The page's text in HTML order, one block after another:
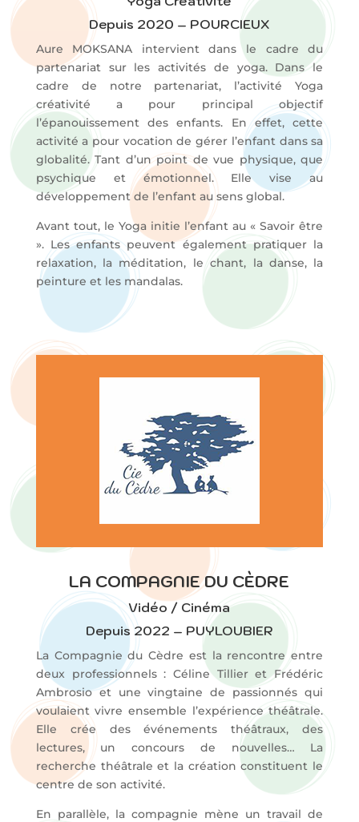
Depuis 2020 – POURCIEUX
Aure MOKSANA intervient dans le cadre du
partenariat sur les activités de yoga. Dans le
cadre de notre partenariat, l’activité Yoga
créativité a pour principal objectif
l’épanouissement des enfants. En effet, cette
activité a pour vocation de gérer l’enfant dans sa
globalité. Tant d’un point de vue physique, que
psychique et émotionnel. Elle vise au
développement de l’enfant au sens global.
Avant tout, le Yoga initie l’enfant au « Savoir être
». Les enfants peuvent également pratiquer la
relaxation, la méditation, le chant, la danse, la
peinture et les mandalas.
LA COMPAGNIE DU CÈDRE
Vidéo / Cinéma
Depuis 2022 – PUYLOUBIER
La Compagnie du Cèdre est la rencontre entre
deux professionnels : Céline Tillier et Frédéric
Ambrosio et une vingtaine de passionnés qui
voulaient vivre ensemble l’expérience théâtrale.
Elle crée des événements théâtraux, des
lectures, un concours de nouvelles… La
recherche théâtrale et la création constituent le
centre de son activité.
En parallèle, la compagnie mène un travail de